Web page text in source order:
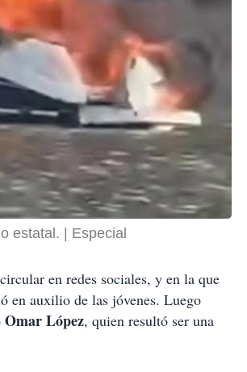
estatal. Especial
en redes sociales, y en la que
en auxilio de las jóvenes. Luego
Omar López, quien resultó ser una